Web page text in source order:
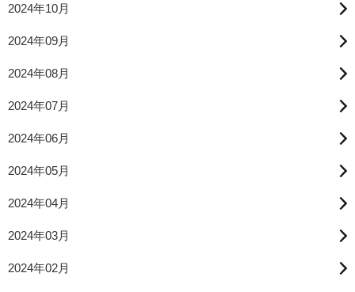
2024年10月
2024年09月
2024年08月
2024年07月
2024年06月
2024年05月
2024年04月
2024年03月
2024年02月